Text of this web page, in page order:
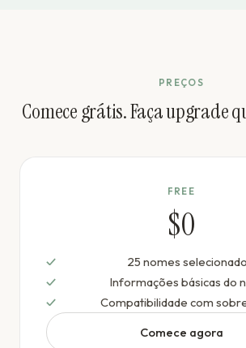
PREÇOS
Comece grátis. Faça upgrade
FREE
$0
25 nomes
Informações básicas do
Compatibilidade com
Comece agora